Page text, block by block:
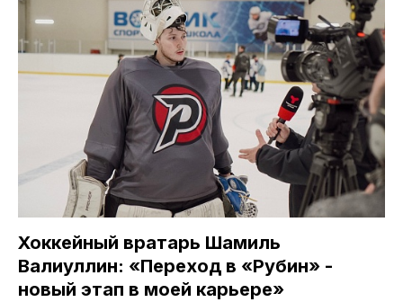
Хоккейный вратарь Шамиль
Валиуллин: «Переход в «Рубин» -
новый этап в моей карьере»